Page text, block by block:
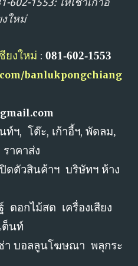
งใหม่
ยงใหม่ : 081-602-1553
banlukpongchiang
ท์ฯ, โต๊ะ, เก้าอี้ฯ, พัดลม,
าคาส่ง
ปิดตัวสินค้าฯ บริษัทฯ ห้าง
ดอกไม้สด เครื่องเสียง
ต็นท์
า บอลลูนโฆษณา พลุกระ